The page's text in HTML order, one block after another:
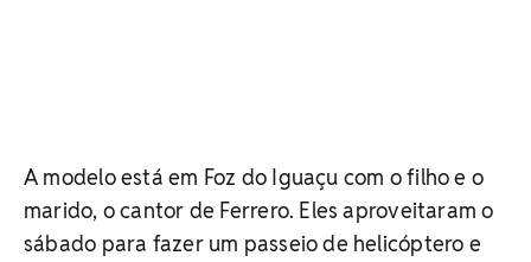
A modelo está em Foz do Iguaçu com o filho e o
marido, o cantor de Ferrero. Eles aproveitaram o
sábado para fazer um passeio de helicóptero e